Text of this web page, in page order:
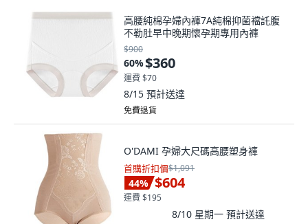
高腰純棉孕婦內褲7A純棉抑菌襠託腹
不勒肚早中晚期懷孕期專用內褲
$900
60%$360
運費 $70
8/15 預計送達
免費退貨
O'DAMI 孕婦大尺碼高腰塑身褲
首購折扣價$1,091
44% $604
運費 $195
8/10 星期一 預計送達